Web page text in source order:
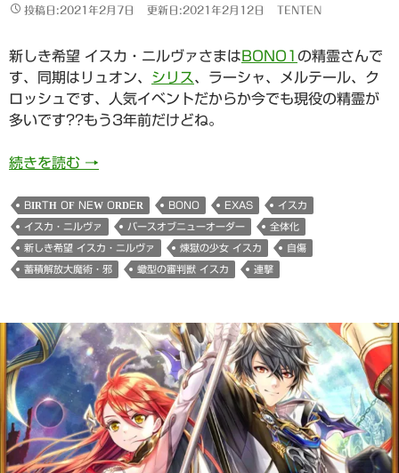
投稿日:2021年2月7日 更新日:2021年2月12日 TENTEN
新しき希望 イスカ・ニルヴァさまはBONO1 の精霊さんで
す、同期はリュオン、 シリス、ラーシャ、メルテール、ク
ロッシュです、人気イベントだからか今でも現役の精霊が
多いです??もう3年前だけどね。
続きを読む 新しき希望 イスカ・ニルヴァさま(Birth Of
→
BIRTH OF NEW ORDER BONO EXAS イスカ
イスカ・ニルヴァ バースオブニューオーダー 全体化
新しき希望 イスカ・ニルヴァ 煉獄の少女 イスカ 自傷
蓄積解放大魔術・邪 蠍型の審判獣 イスカ 連撃